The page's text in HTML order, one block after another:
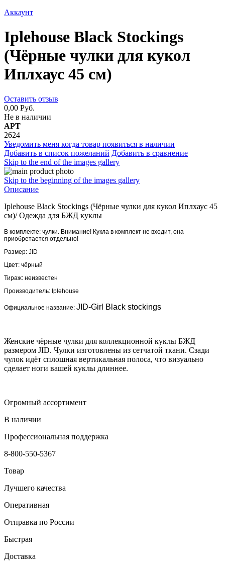
Аккаунт
Iplehouse Black Stockings
(Чёрные чулки для кукол
Иплхаус 45 см)
Оставить отзыв
0,00 Руб.
Не в наличии
АРТ
2624
Уведомить меня когда товар появиться в наличии
Добавить в список пожеланий Добавить в сравнение
Skip to the end of the images gallery
Skip to the beginning of the images gallery
Описание
Iplehouse Black Stockings (Чёрные чулки для кукол Иплхаус 45
см)/Одежда для БЖД куклы
В комплекте: чулки. Внимание! Кукла в комплект не входит, она
приобретается отдельно!
Размер: JID
Цвет: чёрный
Тираж: неизвестен
Производитель: Iplehouse
Официальное название: JID-Girl Black stockings
Женские чёрные чулки для коллекционной куклы БЖД
размером JID . Чулки изготовлены из сетчатой ткани. Сзади
чулок идёт сплошная вертикальная полоса, что визуально
сделает ноги вашей куклы длиннее.
Огромный ассортимент
В наличии
Профессиональная поддержка
8-800-550-5367
Товар
Лучшего качества
Оперативная
Отправка по России
Быстрая
Доставка